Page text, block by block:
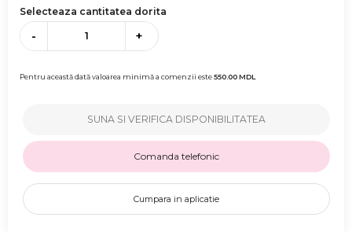
Selecteaza cantitatea dorita
- +
Pentru această dată valoarea minimă a comenzii este550.00MDL
SUNA SI VERIFICA DISPONIBILITATEA
Comanda telefonic
Cumpara in aplicatie